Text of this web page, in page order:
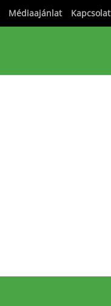
Médiaajánlat Kapcsolat